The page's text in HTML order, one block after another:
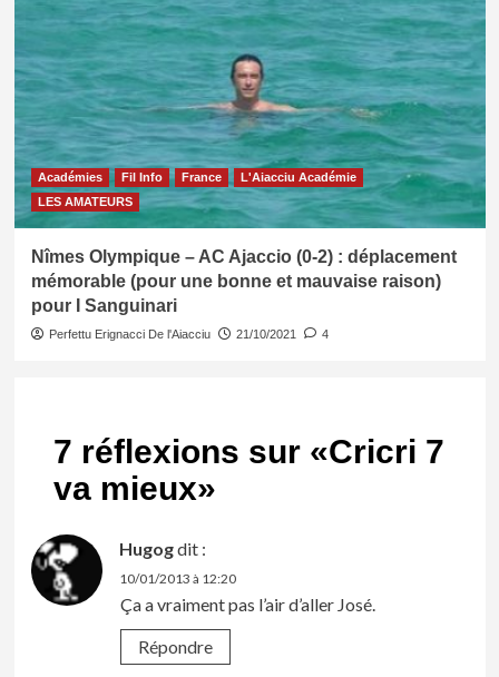
Académies Fil Info France
L'Aiacciu Académie
LES AMATEURS
Nîmes Olympique – AC Ajaccio (0-2) : déplacement
mémorable (pour une bonne et mauvaise raison)
pour I Sanguinari
Perfettu Erignacci De l'Aiacciu 21/10/2021 4
7 réflexions sur «Cricri 7
va mieux»
Hugogdit :
10/01/2013 à 12:20
Ça a vraiment pas l’air d’aller José.
Répondre